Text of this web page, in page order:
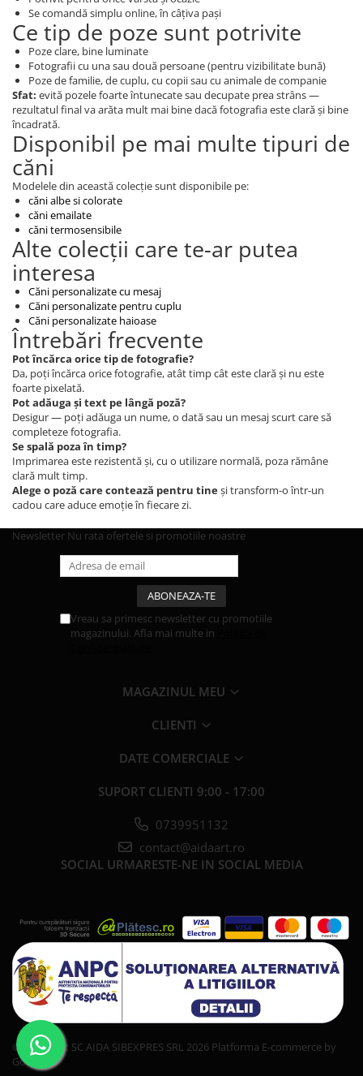
Se comandă simplu online, în câțiva pași
Ce tip de poze sunt potrivite
Poze clare, bine luminate
Fotografii cu una sau două persoane (pentru vizibilitate bună)
Poze de familie, de cuplu, cu copii sau cu animale de companie
Sfat: evită pozele foarte întunecate sau decupate prea strâns —
rezultatul final va arăta mult mai bine dacă fotografia este clară și bine
încadrată.
Disponibil pe mai multe tipuri de
căni
Modelele din această colecție sunt disponibile pe:
căni albesi colorate
căni emailate
căni termosensibile
Alte colecții care te-ar putea
interesa
Căni personalizate cu mesaj
Căni personalizate pentru cuplu
Căni personalizate haioase
Întrebări frecvente
Pot încărca orice tip de fotografie?
Da, poți încărca orice fotografie, atât timp cât este clară și nu este
foarte pixelată.
Pot adăuga și text pe lângă poză?
Desigur — poți adăuga un nume, o dată sau un mesaj scurt care să
completeze fotografia.
Se spală poza în timp?
Imprimarea este rezistentă și, cu o utilizare normală, poza rămâne
clară mult timp.
Alege o poză care contează pentru tineși transform-o într-un
cadou care aduce emoție în fiecare zi.
Newsletter Nu rata ofertele si promotiile noastre
Vreau sa primesc newsletter cu promotiile
magazinului. Afla mai multe in
MAGAZINUL MEU
CLIENTI
DATE COMERCIALE
SUPORT CLIENTI 9:00 - 17:00
0739951132
contact@aidaart.ro
SOCIAL URMARESTE-NE IN SOCIAL MEDIA
©Copyright SC AIDA SIBEXPRES SRL 2026 Platforma E-commerce by
Gomag